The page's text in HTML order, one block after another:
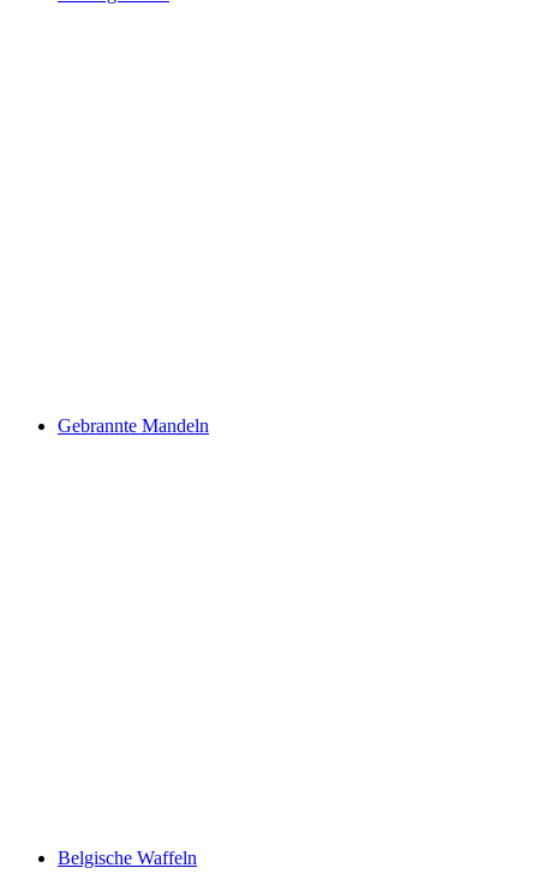
Gebrannte Mandeln
Belgische Waffeln